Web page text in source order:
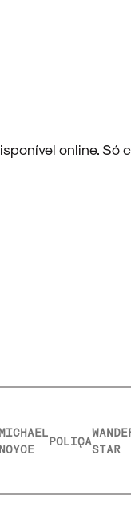
online. Só
MICHAEL
NOYCE
POLIÇA
STAR